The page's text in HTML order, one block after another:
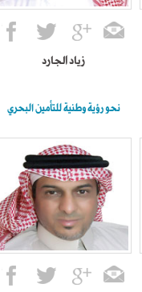
زياد الجارد
نحو رؤية وطنية للتأمين البحري